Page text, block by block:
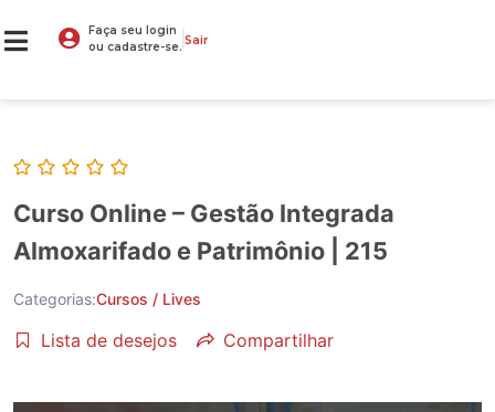
Faça seu login
ou cadastre-se. Sair
Curso Online – Gestão Integrada
Almoxarifado e Patrimônio | 215
Categorias:Cursos / Lives
Lista de desejos Compartilhar